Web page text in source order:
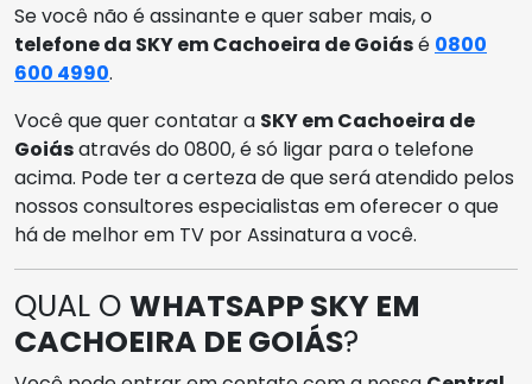
Se você não é assinante e quer saber mais, o
telefone da SKY em Cachoeira de Goiásé 0800
600 4990.
Você que quer contatar a SKY em Cachoeira de
Goiásatravés do 0800, é só ligar para o telefone
acima. Pode ter a certeza de que será atendido pelos
nossos consultores especialistas em oferecer o que
há de melhor em TV por Assinatura a você.
QUAL O WHATSAPP SKY EM
CACHOEIRA DE GOIÁS?